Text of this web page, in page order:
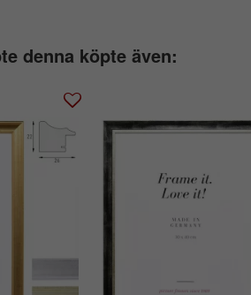
denna köpte även: